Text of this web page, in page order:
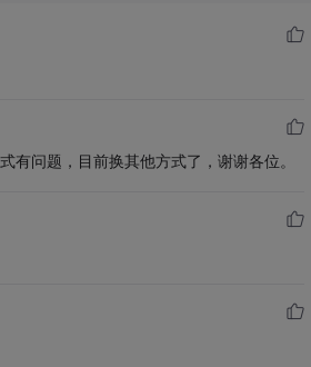
问题，目前换其他方式了，谢谢各位。